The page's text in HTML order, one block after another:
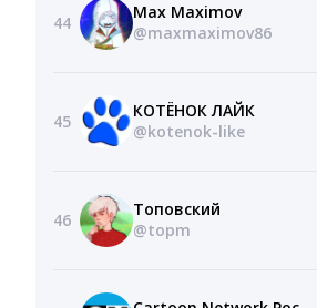
44
Max Maximov
@maxmaximov86
45
КОТЁНОК ЛАЙК
@kotenok-like
46
Топовский
@topm